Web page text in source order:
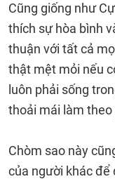
Cũng giống như
thích sự hòa bình
thuận với tất cả
thật mệt mỏi nếu
luôn phải sống
thoải mái làm theo
Chòm sao này
của người khác để